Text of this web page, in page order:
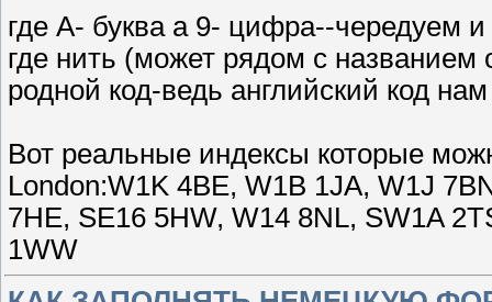
где A- буква а 9- цифра--чередуем
где нить (может рядом с названием
родной код-ведь английский код
Вот реальные индексы которые
London:W1K 4BE, W1B 1JA, W1J
7HE, SE16 5HW, W14 8NL, SW1A
1WW